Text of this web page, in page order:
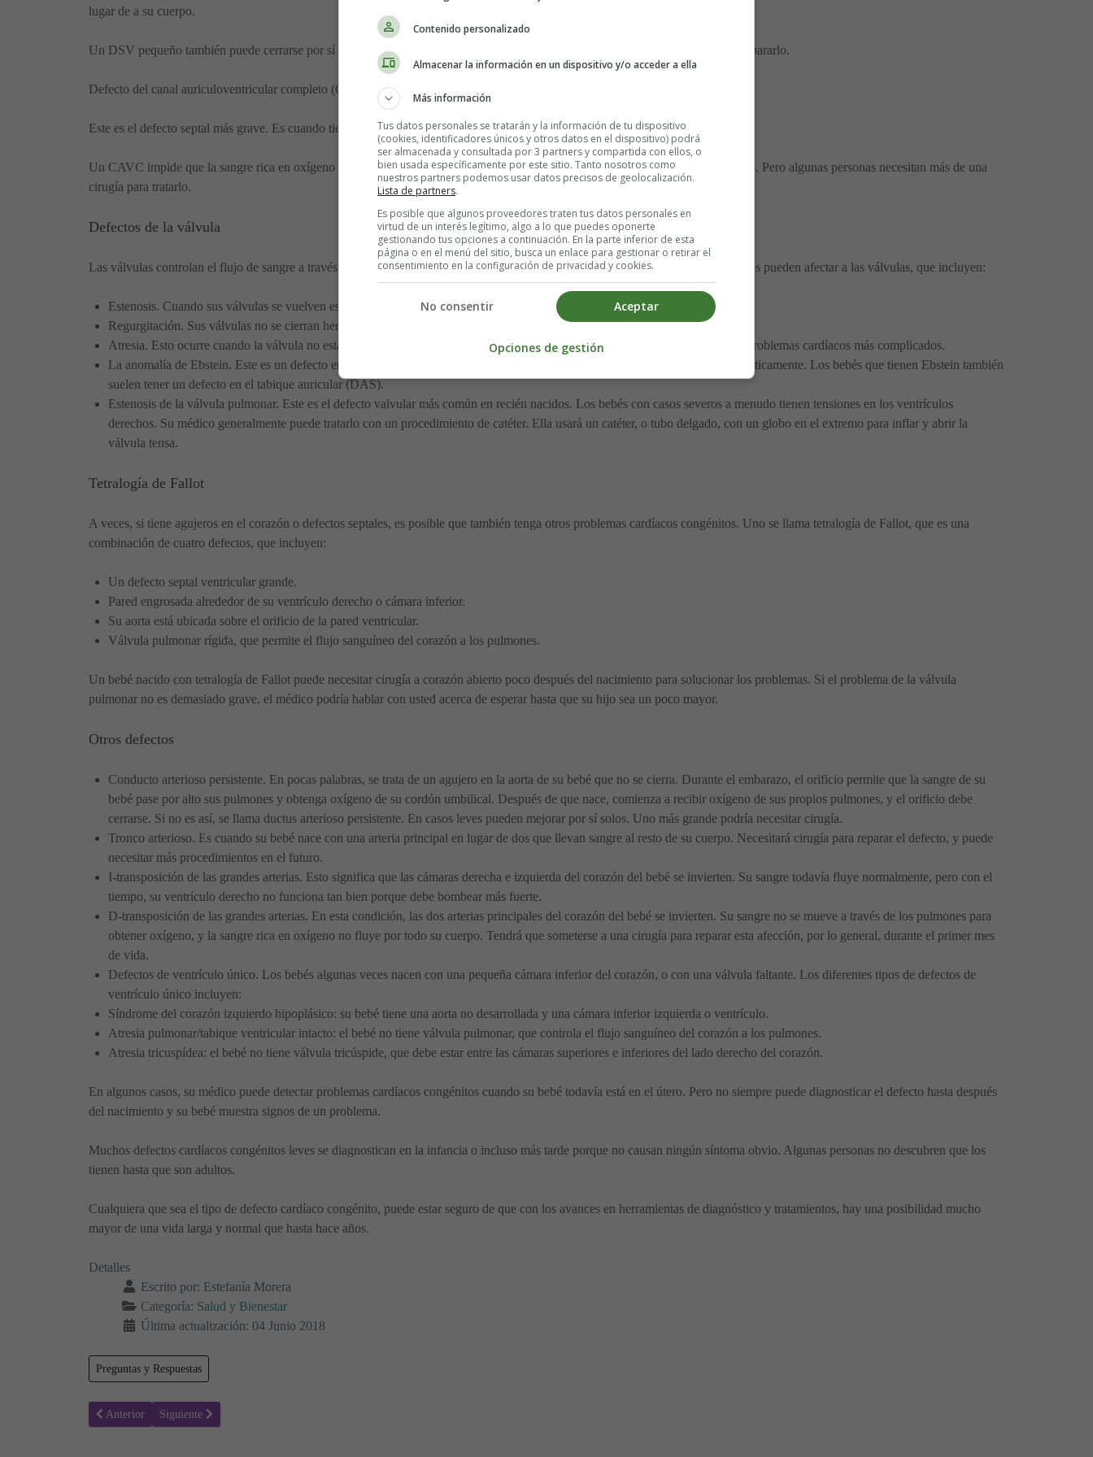
lugar de a su cuerpo.
Un DSV pequeño también puede cerrarse por sí mismo. Pero si el suyo es más grande, es posible que necesite una cirugía para repararlo.
Defecto del canal auriculoventricular completo (CAVC)
Este es el defecto septal más grave. Es cuando tiene un agujero en el corazón que afecta las cuatro cámaras.
Un CAVC impide que la sangre rica en oxígeno vaya a los lugares correctos en su cuerpo. Su médico puede repararlo con parches. Pero algunas personas necesitan más de una
cirugía para tratarlo.
Defectos de la válvula
Las válvulas controlan el flujo de sangre a través de los ventrículos y las arterias del corazón. Y algunos defectos cardíacos menores pueden afectar a las válvulas, que incluyen:
Estenosis. Cuando sus válvulas se vuelven estrechas o rígidas, no se abren ni permiten que la sangre pase fácilmente.
Regurgitación. Sus válvulas no se cierran herméticamente, lo que permite que su sangre gotee hacia atrás a través de ellas.
Atresia. Esto ocurre cuando la válvula no está bien formada o no tiene una abertura para permitir el paso de la sangre. Causa problemas cardíacos más complicados.
La anomalía de Ebstein. Este es un defecto en otra válvula cardíaca, la válvula tricúspide, que puede evitar que se cierre herméticamente. Los bebés que tienen Ebstein también
suelen tener un defecto en el tabique auricular (DAS).
Estenosis de la válvula pulmonar. Este es el defecto valvular más común en recién nacidos. Los bebés con casos severos a menudo tienen tensiones en los ventrículos
derechos. Su médico generalmente puede tratarlo con un procedimiento de catéter. Ella usará un catéter, o tubo delgado, con un globo en el extremo para inflar y abrir la
válvula tensa.
Tetralogía de Fallot
A veces, si tiene agujeros en el corazón o defectos septales, es posible que también tenga otros problemas cardíacos congénitos. Uno se llama tetralogía de Fallot, que es una
combinación de cuatro defectos, que incluyen:
Un defecto septal ventricular grande.
Pared engrosada alrededor de su ventrículo derecho o cámara inferior.
Su aorta está ubicada sobre el orificio de la pared ventricular.
Válvula pulmonar rígida, que permite el flujo sanguíneo del corazón a los pulmones.
Un bebé nacido con tetralogía de Fallot puede necesitar cirugía a corazón abierto poco después del nacimiento para solucionar los problemas. Si el problema de la válvula
pulmonar no es demasiado grave, el médico podría hablar con usted acerca de esperar hasta que su hijo sea un poco mayor.
Otros defectos
Conducto arterioso persistente. En pocas palabras, se trata de un agujero en la aorta de su bebé que no se cierra. Durante el embarazo, el orificio permite que la sangre de su
bebé pase por alto sus pulmones y obtenga oxígeno de su cordón umbilical. Después de que nace, comienza a recibir oxígeno de sus propios pulmones, y el orificio debe
cerrarse. Si no es así, se llama ductus arterioso persistente. En casos leves pueden mejorar por sí solos. Uno más grande podría necesitar cirugía.
Tronco arterioso. Es cuando su bebé nace con una arteria principal en lugar de dos que llevan sangre al resto de su cuerpo. Necesitará cirugía para reparar el defecto, y puede
necesitar más procedimientos en el futuro.
I-transposición de las grandes arterias. Esto significa que las cámaras derecha e izquierda del corazón del bebé se invierten. Su sangre todavía fluye normalmente, pero con el
tiempo, su ventrículo derecho no funciona tan bien porque debe bombear más fuerte.
D-transposición de las grandes arterias. En esta condición, las dos arterias principales del corazón del bebé se invierten. Su sangre no se mueve a través de los pulmones para
obtener oxígeno, y la sangre rica en oxígeno no fluye por todo su cuerpo. Tendrá que someterse a una cirugía para reparar esta afección, por lo general, durante el primer mes
de vida.
Defectos de ventrículo único. Los bebés algunas veces nacen con una pequeña cámara inferior del corazón, o con una válvula faltante. Los diferentes tipos de defectos de
ventrículo único incluyen:
Síndrome del corazón izquierdo hipoplásico: su bebé tiene una aorta no desarrollada y una cámara inferior izquierda o ventrículo.
Atresia pulmonar/tabique ventricular intacto: el bebé no tiene válvula pulmonar, que controla el flujo sanguíneo del corazón a los pulmones.
Atresia tricuspídea: el bebé no tiene válvula tricúspide, que debe estar entre las cámaras superiores e inferiores del lado derecho del corazón.
En algunos casos, su médico puede detectar problemas cardíacos congénitos cuando su bebé todavía está en el útero. Pero no siempre puede diagnosticar el defecto hasta después
del nacimiento y su bebé muestra signos de un problema.
Muchos defectos cardíacos congénitos leves se diagnostican en la infancia o incluso más tarde porque no causan ningún síntoma obvio. Algunas personas no descubren que los
tienen hasta que son adultos.
Cualquiera que sea el tipo de defecto cardíaco congénito, puede estar seguro de que con los avances en herramientas de diagnóstico y tratamientos, hay una posibilidad mucho
mayor de una vida larga y normal que hasta hace años.
Detalles
Escrito por: Estefanía Morera
Categoría: Salud y Bienestar
Última actualización: 04 Junio 2018
Preguntas y Respuestas
Artículo anterior: Urticaria y Angioedema - Causas, Tipos y Tratamiento
Anterior Artículo siguiente: Neuropatía motora multifocal - Causas y Síntomas
Siguiente
Contenido personalizado
Almacenar la información en un dispositivo y/o acceder a ella
Más información
Tus datos personales se tratarán y la información de tu dispositivo
(cookies, identificadores únicos y otros datos en el dispositivo) podrá
ser almacenada y consultada por 3 partners y compartida con ellos, o
bien usada específicamente por este sitio. Tanto nosotros como
nuestros partners podemos usar datos precisos de geolocalización.
Lista de partners.
Es posible que algunos proveedores traten tus datos personales en
virtud de un interés legítimo, algo a lo que puedes oponerte
gestionando tus opciones a continuación. En la parte inferior de esta
página o en el menú del sitio, busca un enlace para gestionar o retirar el
consentimiento en la configuración de privacidad y cookies.
Aceptar
No consentir
Opciones de gestión